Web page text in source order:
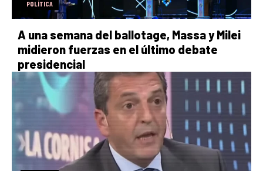
POLÍTICA
A una semana del ballotage, Massa y Milei
midieron fuerzas en el último debate
presidencial